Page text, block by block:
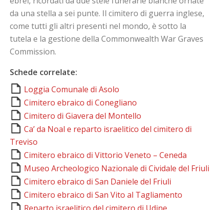
da una stella a sei punte. Il cimitero di guerra inglese,
come tutti gli altri presenti nel mondo, è sotto la
tutela e la gestione della Commonwealth War Graves
Commission.
Schede correlate:
Loggia Comunale di Asolo
Cimitero ebraico di Conegliano
Cimitero di Giavera del Montello
Ca’ da Noal e reparto israelitico del cimitero di
Treviso
Cimitero ebraico di Vittorio Veneto – Ceneda
Museo Archeologico Nazionale di Cividale del Friuli
Cimitero ebraico di San Daniele del Friuli
Cimitero ebraico di San Vito al Tagliamento
Reparto israelitico del cimitero di Udine